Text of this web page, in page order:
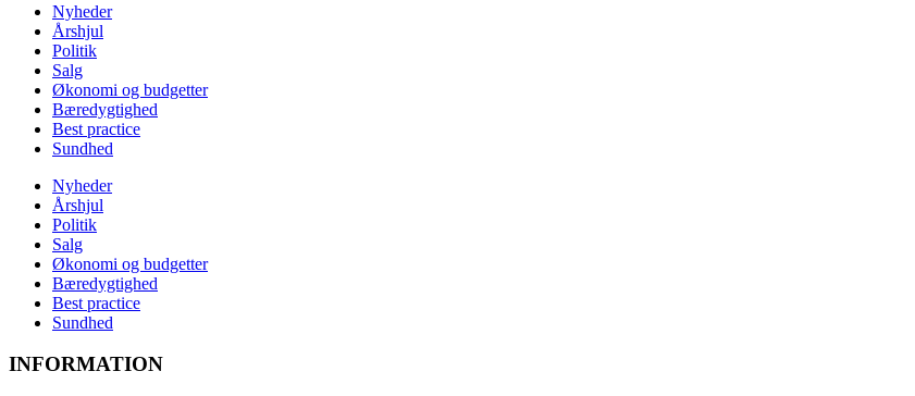
Nyheder
Årshjul
Politik
Salg
Økonomi og budgetter
Bæredygtighed
Best practice
Sundhed
Nyheder
Årshjul
Politik
Salg
Økonomi og budgetter
Bæredygtighed
Best practice
Sundhed
INFORMATION